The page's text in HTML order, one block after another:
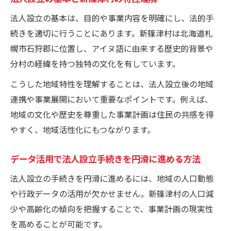
組織図や広報資料を分析した事業計画策定
人口推移データが事業計画に与える影響
社会福祉協議会と連携するデータ活用事例
新篠津村の概要情報から読み解く事業視点
歴史や人口推移に基づく法人設立のヒント
法人設立時に知るべき新篠津村の由来
人口減少期における法人設立の着眼点
歴史的背景を活かした事業アイデアの発想
新篠津村の人口推移と法人設立の関係性
村名の変遷から学ぶ法人設立のネーミング
戦略
地域データ分析で生まれる新たな事業展望
法人設立の基本は、目的や事業内容を明確にし、法的手
続きを適切に行うことにあります。新篠津村は北海道札
幌市石狩郡に位置し、アイヌ語に由来する歴史的背景や
分村の経緯を持つ独特の文化を有しています。
こうした地域特性を理解することは、法人設立後の地域
連携や事業展開において重要なポイントです。例えば、
地域の文化や歴史を尊重した事業計画は住民の共感を得
やすく、地域活性化にもつながります。
データ活用で法人設立手続きを円滑に進める方法
法人設立の手続きを円滑に進めるには、地域の人口動態
や行政データの活用が欠かせません。新篠津村の人口減
少や高齢化の傾向を把握することで、事業計画の現実性
を高めることが可能です。